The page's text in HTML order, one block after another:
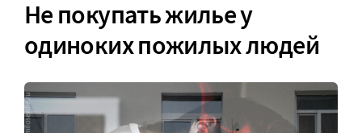
Не покупать жилье у
одиноких пожилых людей